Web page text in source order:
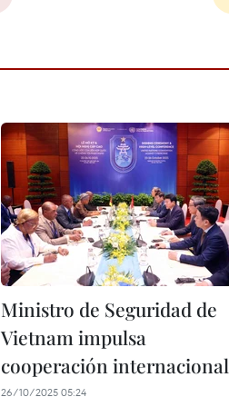
Ministro de Seguridad de
Vietnam impulsa
cooperación internacional
26/10/2025 05:24